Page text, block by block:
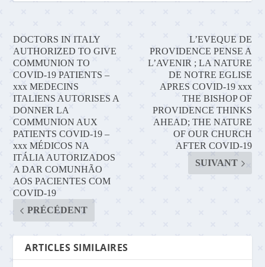
DOCTORS IN ITALY
AUTHORIZED TO GIVE
COMMUNION TO
COVID-19 PATIENTS –
xxx MEDECINS
ITALIENS AUTORISES A
DONNER LA
COMMUNION AUX
PATIENTS COVID-19 –
xxx MÉDICOS NA
ITÁLIA AUTORIZADOS
A DAR COMUNHÃO
AOS PACIENTES COM
COVID-19
PRÉCÉDENT
L’EVEQUE DE
PROVIDENCE PENSE A
L’AVENIR ; LA NATURE
DE NOTRE EGLISE
APRES COVID-19 xxx
THE BISHOP OF
PROVIDENCE THINKS
AHEAD; THE NATURE
OF OUR CHURCH
AFTER COVID-19
SUIVANT
ARTICLES SIMILAIRES